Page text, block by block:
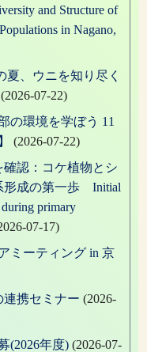
and Structure of
in Nagano,
、ウニを知り尽く
(2026-07-22)
の環境を学ぼう 11
(2026-07-22)
認：コケ植物とシ
形成の第一歩 Initial
primary
07-17)
ミーティング in 京
携セミナー (2026-
(2026年度) (2026-07-